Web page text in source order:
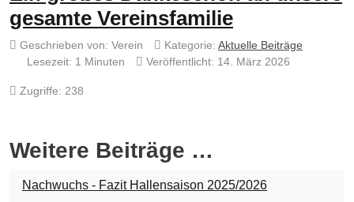
gesamte Vereinsfamilie
Geschrieben von: Verein Kategorie: Aktuelle Beiträge
Lesezeit: 1 Minuten
Veröffentlicht: 14. März 2026
Zugriffe: 238
Weitere Beiträge …
Nachwuchs - Fazit Hallensaison 2025/2026